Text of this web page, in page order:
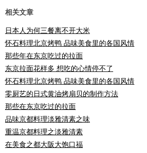
相关文章
日本人为何三餐离不开大米
怀石料理北京烤鸭 品味美食里的各国风情
那些年在东京吃过的拉面
东京拉面花样多 想吃的心情停不了
怀石料理北京烤鸭 品味美食里的各国风情
零厨艺的日式黄油烤扇贝的制作方法
那些在东京吃过的拉面
品味京都料理淡雅清素之味
重温京都料理之淡雅清素
在美食之都大阪大饱口福